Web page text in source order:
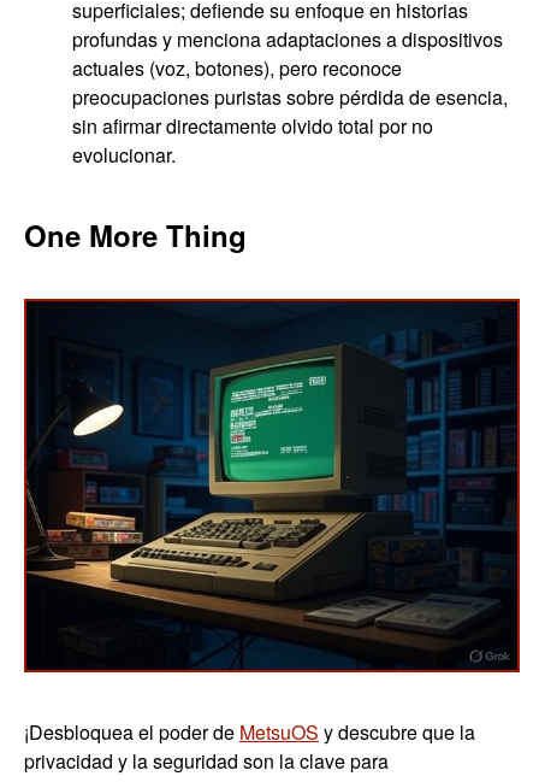
superficiales; defiende su enfoque en historias
profundas y menciona adaptaciones a dispositivos
actuales (voz, botones), pero reconoce
preocupaciones puristas sobre pérdida de esencia,
sin afirmar directamente olvido total por no
evolucionar.
One More Thing
¡Desbloquea el poder de MetsuOS y descubre que la
privacidad y la seguridad son la clave para